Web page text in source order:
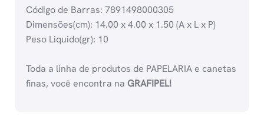
Código de Barras: 7891498000305
Dimensões(cm): 14.00 x 4.00 x 1.50 (A x L x P)
Peso Liquido(gr): 10
Toda a linha de produtos de PAPELARIA e canetas
finas, você encontra na GRAFIPEL!